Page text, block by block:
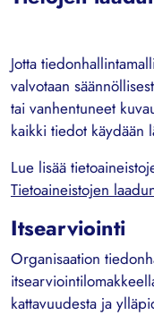
Jotta
valvotaan
tai vanhentuneet
kaikki tiedot käydään
Lue lisää
Tietoaineistojen
Itsearviointi
Organisaation
kattavuudesta ja